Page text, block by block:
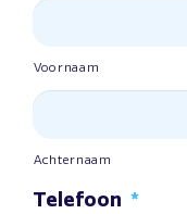
Voornaam
Achternaam
Telefoon *